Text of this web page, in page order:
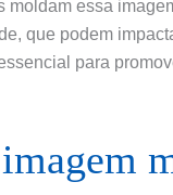
essa
que podem
para